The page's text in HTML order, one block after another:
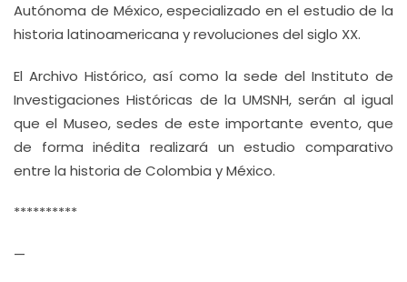
Autónoma de México, especializado en el estudio de la
historia latinoamericana y revoluciones del siglo XX.
El Archivo Histórico, así como la sede del Instituto de
Investigaciones Históricas de la UMSNH, serán al igual
que el Museo, sedes de este importante evento, que
de forma inédita realizará un estudio comparativo
entre la historia de Colombia y México.
**********
—